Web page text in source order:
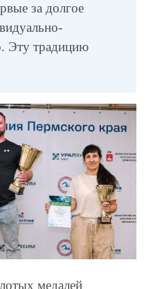
за долгое
Эту традицию
медалей